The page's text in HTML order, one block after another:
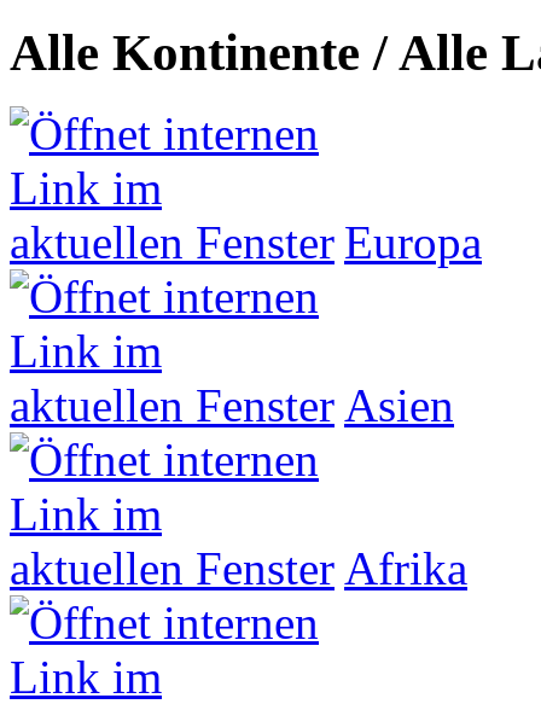
Alle Kontinente / Alle
Europa
Asien
Afrika